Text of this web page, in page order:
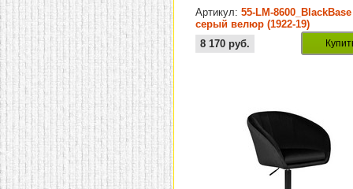
Артикул:55-LM-8600_BlackBase
серый велюр (1922-19)
8 170 руб.